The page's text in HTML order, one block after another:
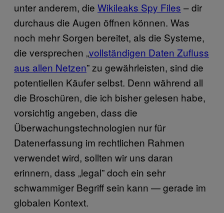
unter anderem, die Wikileaks Spy Files – dir
durchaus die Augen öffnen können. Was
noch mehr Sorgen bereitet, als die Systeme,
die versprechen „vollständigen Daten Zufluss
aus allen Netzen” zu gewährleisten, sind die
potentiellen Käufer selbst. Denn während all
die Broschüren, die ich bisher gelesen habe,
vorsichtig angeben, dass die
Überwachungstechnologien nur für
Datenerfassung im rechtlichen Rahmen
verwendet wird, sollten wir uns daran
erinnern, dass „legal” doch ein sehr
schwammiger Begriff sein kann — gerade im
globalen Kontext.